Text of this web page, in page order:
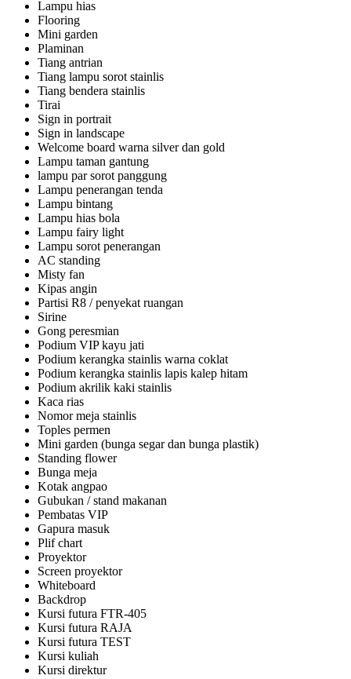
Lampu hias
Flooring
Mini garden
Plaminan
Tiang antrian
Tiang lampu sorot stainlis
Tiang bendera stainlis
Tirai
Sign in portrait
Sign in landscape
Welcome board warna silver dan gold
Lampu taman gantung
lampu par sorot panggung
Lampu penerangan tenda
Lampu bintang
Lampu hias bola
Lampu fairy light
Lampu sorot penerangan
AC standing
Misty fan
Kipas angin
Partisi R8 / penyekat ruangan
Sirine
Gong peresmian
Podium VIP kayu jati
Podium kerangka stainlis warna coklat
Podium kerangka stainlis lapis kalep hitam
Podium akrilik kaki stainlis
Kaca rias
Nomor meja stainlis
Toples permen
Mini garden (bunga segar dan bunga plastik)
Standing flower
Bunga meja
Kotak angpao
Gubukan / stand makanan
Pembatas VIP
Gapura masuk
Plif chart
Proyektor
Screen proyektor
Whiteboard
Backdrop
Kursi futura FTR-405
Kursi futura RAJA
Kursi futura TEST
Kursi kuliah
Kursi direktur